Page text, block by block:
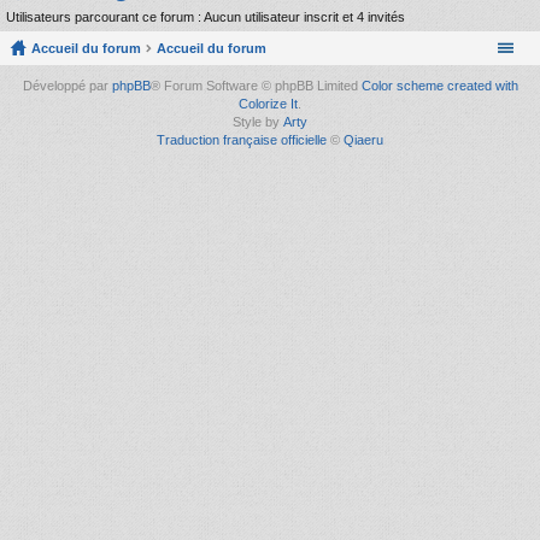
Utilisateurs parcourant ce forum : Aucun utilisateur inscrit et 4 invités
Accueil du forum Accueil du forum
Développé par phpBB® Forum Software © phpBB Limited Color scheme created with
Colorize It.
Style by Arty
Traduction française officielle © Qiaeru